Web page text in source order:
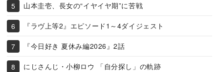
山本圭壱、長女の“イヤイヤ期”に苦戦
『ラヴ上等2』エピソード1～4ダイジェスト
『今日好き 夏休み編2026』2話
にじさんじ・小柳ロウ 「自分探し」の軌跡